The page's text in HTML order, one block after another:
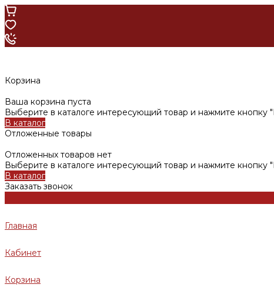
Корзина
Ваша корзина пуста
Выберите в каталоге интересующий товар и нажмите кнопку
В каталог
Отложенные товары
Отложенных товаров нет
Выберите в каталоге интересующий товар и нажмите кнопку
В каталог
Заказать звонок
Главная
Кабинет
Корзина